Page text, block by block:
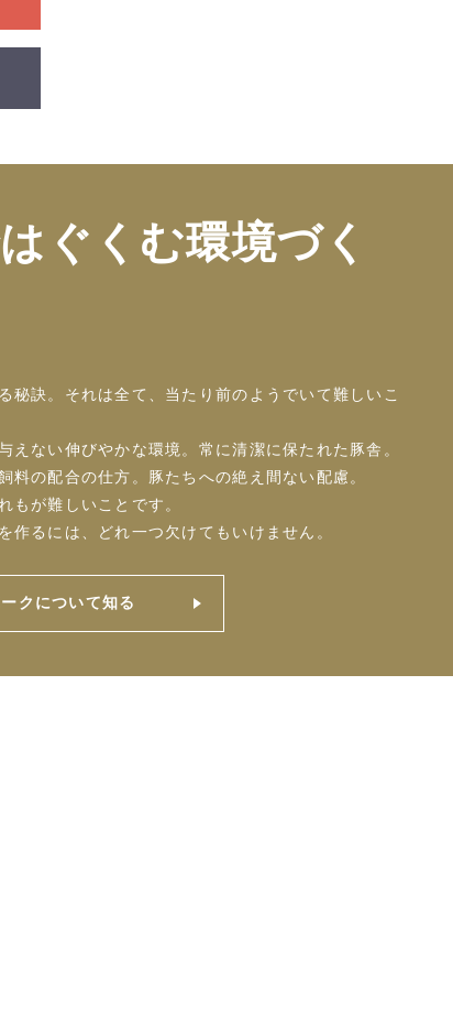
ぐくむ環境づく
秘訣。それは全て、当たり前のようでいて難しいこ
えない伸びやかな環境。常に清潔に保たれた豚舎。
料の配合の仕方。豚たちへの絶え間ない配慮。
もが難しいことです。
作るには、どれ一つ欠けてもいけません。
クについて知る